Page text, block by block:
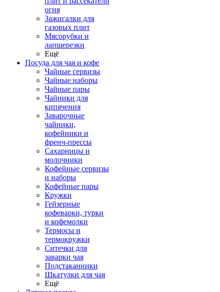
огня
Зажигалки для
газовых плит
Мясорубки и
лапшерезки
Ещё
Посуда для чая и кофе
Чайные сервизы
Чайные наборы
Чайные пары
Чайники для
кипячения
Заварочные
чайники,
кофейники и
френч-прессы
Сахарницы и
молочники
Кофейные сервизы
и наборы
Кофейные пары
Кружки
Гейзерные
кофеварки, турки
и кофемолки
Термосы и
термокружки
Ситечки для
заварки чая
Подстаканники
Шкатулки для чая
Ещё